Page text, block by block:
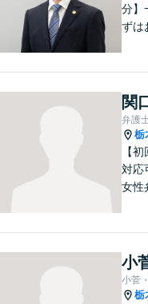
分】
ずは
関
弁護
栃
【
対応
女性
お気
小
小菅
栃